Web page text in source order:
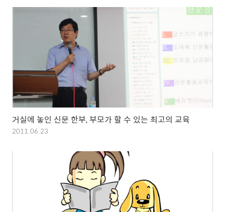
거실에 놓인 신문 한부, 부모가 할 수 있는 최고의 교육
2011.06.23